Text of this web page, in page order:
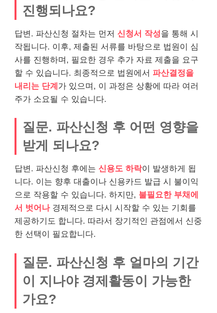
진행되나요?
답변. 파산신청 절차는 먼저 신청서 작성을 통해 시
작됩니다. 이후, 제출된 서류를 바탕으로 법원이 심
사를 진행하며, 필요한 경우 추가 자료 제출을 요구
할 수 있습니다. 최종적으로 법원에서 파산결정을
내리는 단계 가 있으며, 이 과정은 상황에 따라 여러
주가 소요될 수 있습니다.
질문. 파산신청 후 어떤 영향을
받게 되나요?
답변. 파산신청 후에는 신용도 하락이 발생하게 됩
니다. 이는 향후 대출이나 신용카드 발급 시 불이익
으로 작용할 수 있습니다. 하지만, 불필요한 부채에
서 벗어나경제적으로 다시 시작할 수 있는 기회를
제공하기도 합니다. 따라서 장기적인 관점에서 신중
한 선택이 필요합니다.
질문. 파산신청 후 얼마의 기간
이 지나야 경제활동이 가능한
가요?